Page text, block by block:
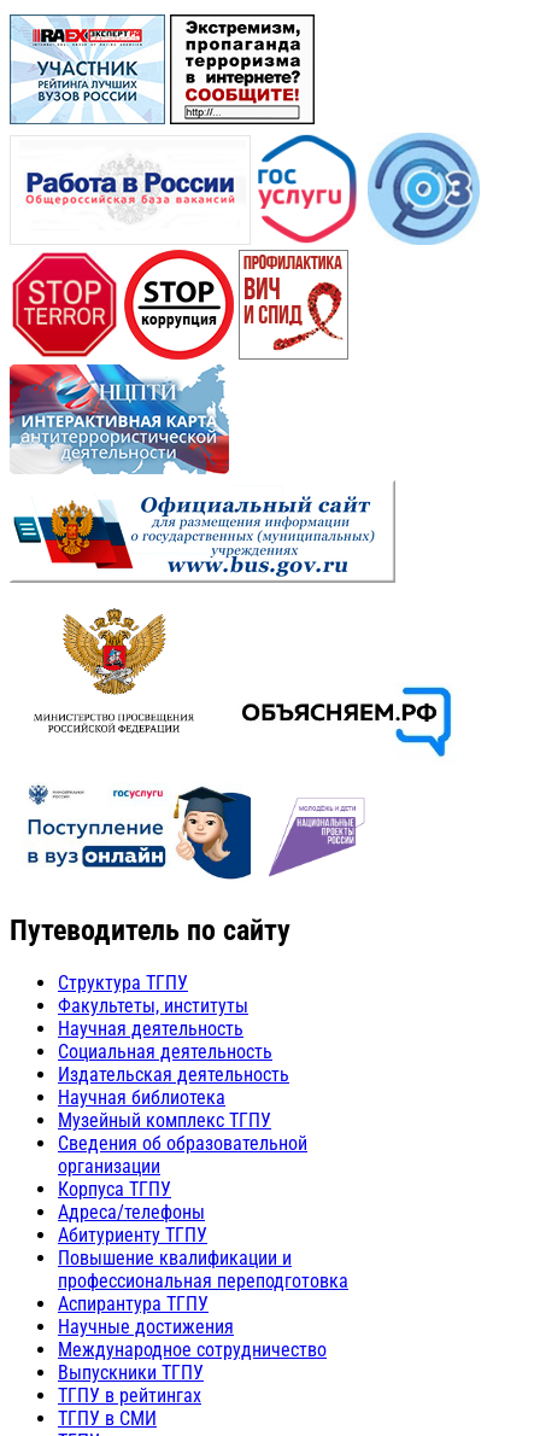
Путеводитель по сайту
Структура ТГПУ
Факультеты, институты
Научная деятельность
Социальная деятельность
Издательская деятельность
Научная библиотека
Музейный комплекс ТГПУ
Сведения об образовательной
организации
Корпуса ТГПУ
Адреса/телефоны
Абитуриенту ТГПУ
Повышение квалификации и
профессиональная переподготовка
Аспирантура ТГПУ
Научные достижения
Международное сотрудничество
Выпускники ТГПУ
ТГПУ в рейтингах
ТГПУ в СМИ